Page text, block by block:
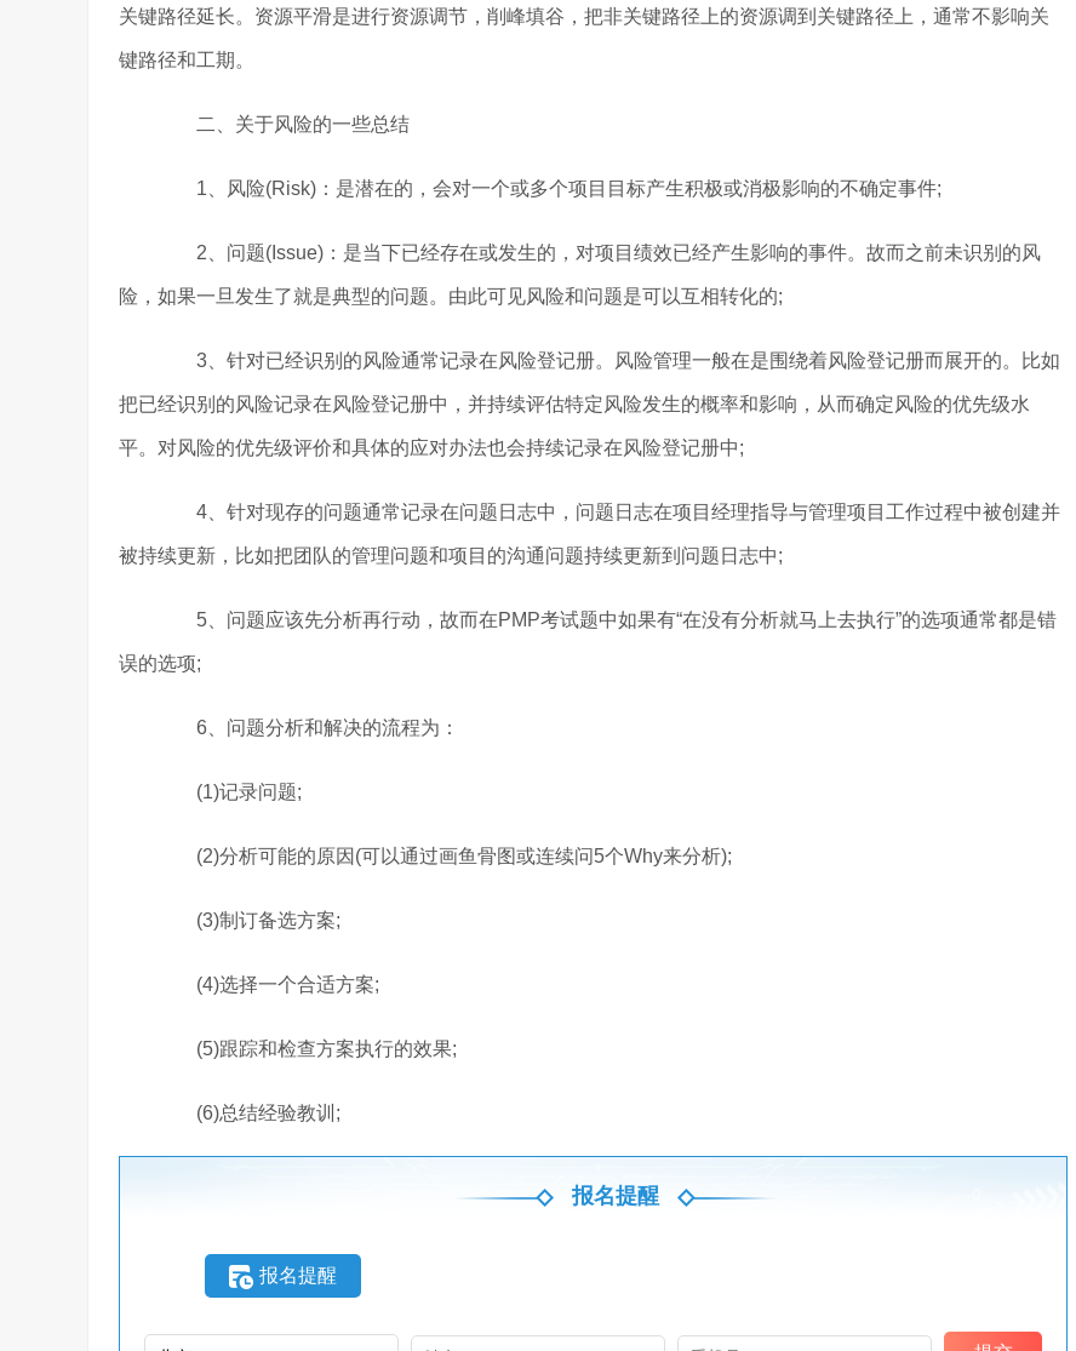
关键路径延长。资源平滑是进行资源调节，削峰填谷，把非关键路径上的资源调到关键路径上，通常不影响关
键路径和工期。
二、关于风险的一些总结
1、风险(Risk)：是潜在的，会对一个或多个项目目标产生积极或消极影响的不确定事件;
2、问题(Issue)：是当下已经存在或发生的，对项目绩效已经产生影响的事件。故而之前未识别的风
险，如果一旦发生了就是典型的问题。由此可见风险和问题是可以互相转化的;
3、针对已经识别的风险通常记录在风险登记册。风险管理一般在是围绕着风险登记册而展开的。比如
把已经识别的风险记录在风险登记册中，并持续评估特定风险发生的概率和影响，从而确定风险的优先级水
平。对风险的优先级评价和具体的应对办法也会持续记录在风险登记册中;
4、针对现存的问题通常记录在问题日志中，问题日志在项目经理指导与管理项目工作过程中被创建并
被持续更新，比如把团队的管理问题和项目的沟通问题持续更新到问题日志中;
5、问题应该先分析再行动，故而在PMP考试题中如果有“在没有分析就马上去执行”的选项通常都是错
误的选项;
6、问题分析和解决的流程为：
(1)记录问题;
(2)分析可能的原因(可以通过画鱼骨图或连续问5个Why来分析);
(3)制订备选方案;
(4)选择一个合适方案;
(5)跟踪和检查方案执行的效果;
(6)总结经验教训;
报名提醒
报名提醒